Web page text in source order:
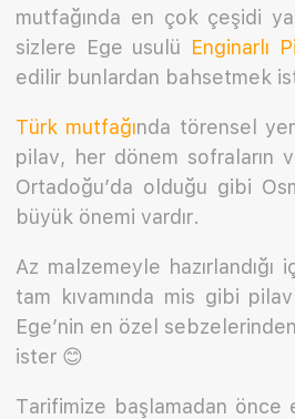
mutfağında en çok çeşidi
sizlere Ege usulü Enginarlı
edilir bunlardan bahsetmek
Türk mutfağında törensel
pilav, her dönem sofraların
Ortadoğu’da olduğu gibi
büyük önemi vardır.
Az malzemeyle
tam kıvamında mis gibi
Ege’nin en özel
ister 😊
Tarifimize başlamadan önce